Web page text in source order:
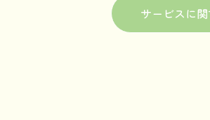
サービスに